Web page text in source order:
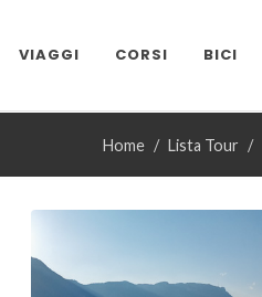
VIAGGI CORSI BICI
Home Lista Tour